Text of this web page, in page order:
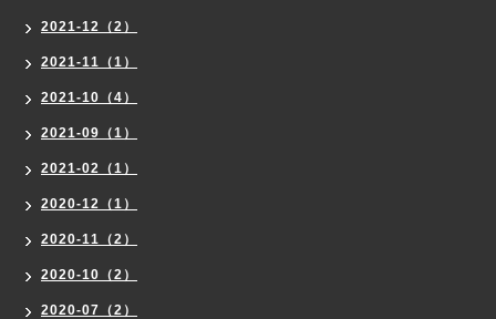
2021-12（2）
2021-11（1）
2021-10（4）
2021-09（1）
2021-02（1）
2020-12（1）
2020-11（2）
2020-10（2）
2020-07（2）